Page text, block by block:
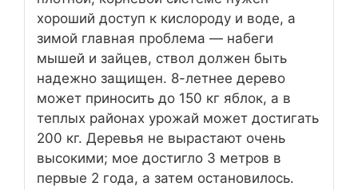
хороший доступ к кислороду и воде, а
зимой главная проблема — набеги
мышей и зайцев, ствол должен быть
надежно защищен. 8-летнее дерево
может приносить до 150 кг яблок, а в
теплых районах урожай может достигать
200 кг. Деревья не вырастают очень
высокими; мое достигло 3 метров в
первые 2 года, а затем остановилось.